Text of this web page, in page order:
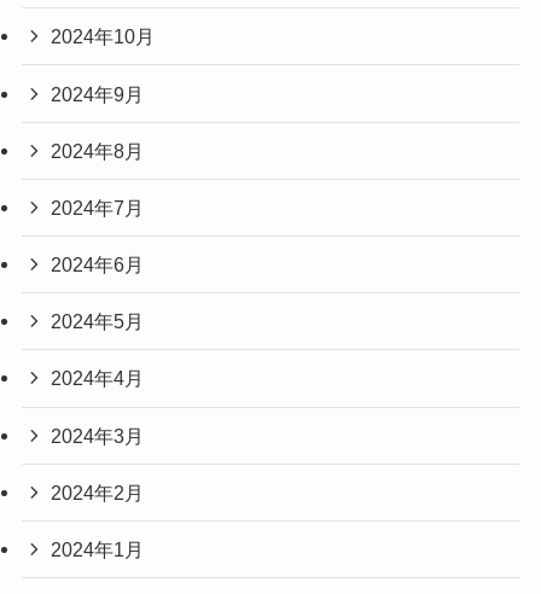
2024年10月
2024年9月
2024年8月
2024年7月
2024年6月
2024年5月
2024年4月
2024年3月
2024年2月
2024年1月